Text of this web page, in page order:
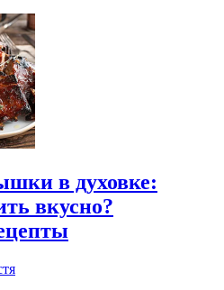
в духовке:
вкусно?